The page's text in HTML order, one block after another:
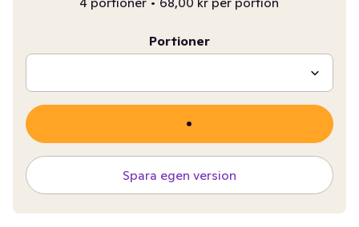
Portioner
Spara egen version